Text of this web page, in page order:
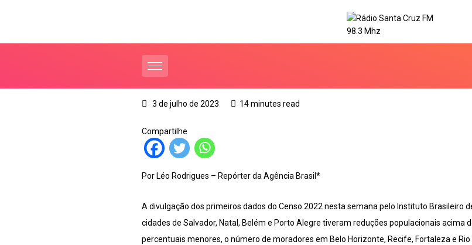
3 de julho de 2023 14 minutes read
Compartilhe
Por Léo Rodrigues – Repórter da Agência Brasil*
A divulgação dos primeiros dados do Censo 2022 nesta semana pelo Instituto Brasileiro
cidades de Salvador, Natal, Belém e Porto Alegre tiveram reduções populacionais acima
percentuais menores, o número de moradores em Belo Horizonte, Recife, Fortaleza e